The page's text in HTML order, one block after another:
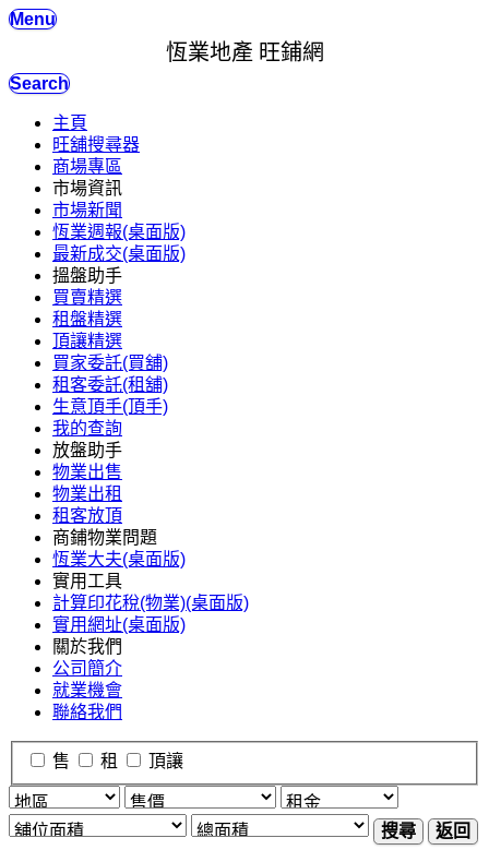
Menu
恆業地產 旺鋪網
Search
主頁
旺舖搜尋器
商場專區
市場資訊
市場新聞
恆業週報(桌面版)
最新成交(桌面版)
搵盤助手
買賣精選
租盤精選
頂讓精選
買家委託(買舖)
租客委託(租舖)
生意頂手(頂手)
我的查詢
放盤助手
物業出售
物業出租
租客放頂
商鋪物業問題
恆業大夫(桌面版)
實用工具
計算印花稅(物業)(桌面版)
實用網址(桌面版)
關於我們
公司簡介
就業機會
聯絡我們
售 租 頂讓
搜尋 返回